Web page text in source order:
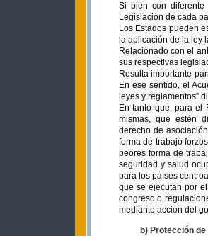
Si bien con
Legislación de cada
Los Estados pueden
la aplicación de la ley
Relacionado con el
sus respectivas
Resulta importante
En ese sentido, el
leyes y reglamentos”
En tanto que, para el
mismas, que estén
derecho de
forma de trabajo
peores forma de
seguridad y salud
para los países
que se ejecutan por
congreso o
mediante acción del
b) Protección